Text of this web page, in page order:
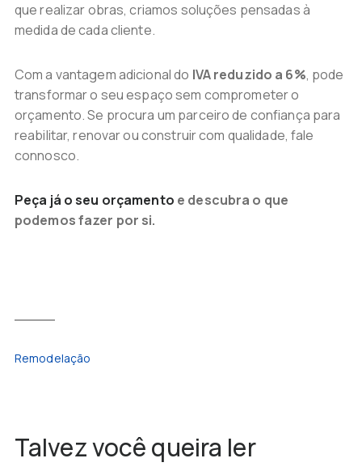
que realizar obras, criamos soluções pensadas à
medida de cada cliente.
Com a vantagem adicional do IVA reduzido a 6%, pode
transformar o seu espaço sem comprometer o
orçamento. Se procura um parceiro de confiança para
reabilitar, renovar ou construir com qualidade, fale
connosco.
Peça já o seu orçamento e descubra o que
podemos fazer por si.
Remodelação
Talvez você queira ler